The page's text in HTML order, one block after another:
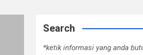
Search
*ketik informasi yang anda